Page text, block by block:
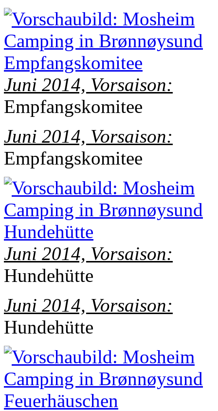
Juni 2014, Vorsaison:
Empfangskomitee
Juni 2014, Vorsaison:
Empfangskomitee
Juni 2014, Vorsaison:
Hundehütte
Juni 2014, Vorsaison:
Hundehütte